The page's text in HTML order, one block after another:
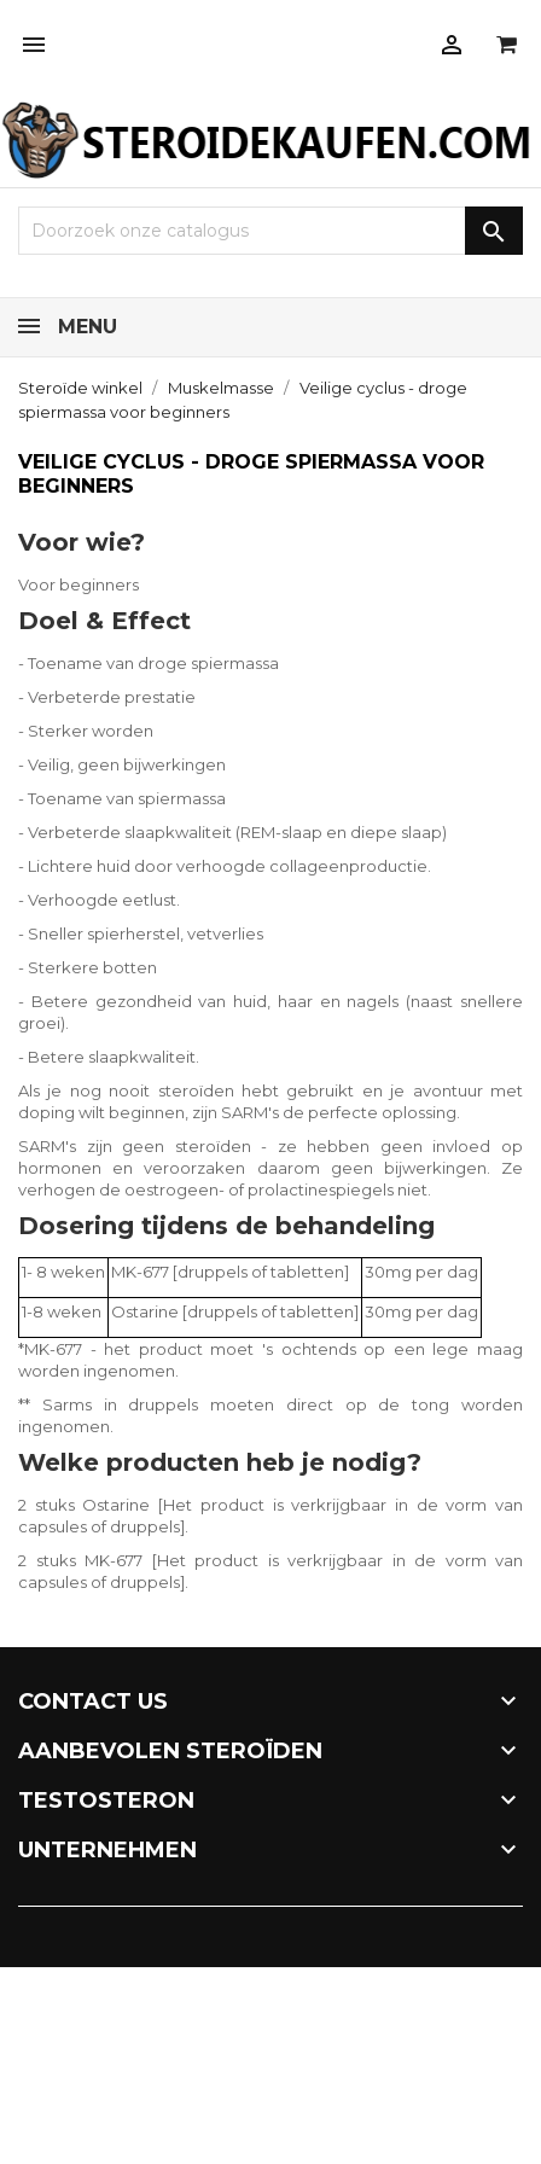
 

MENU
Steroïde winkel Muskelmasse
Veilige cyclus - droge
spiermassa voor beginners
VEILIGE CYCLUS - DROGE SPIERMASSA VOOR
BEGINNERS
Voor wie?
Voor beginners
Doel & Effect
- Toename van droge spiermassa
- Verbeterde prestatie
- Sterker worden
- Veilig, geen bijwerkingen
- Toename van spiermassa
- Verbeterde slaapkwaliteit (REM-slaap en diepe slaap)
- Lichtere huid door verhoogde collageenproductie.
- Verhoogde eetlust.
- Sneller spierherstel, vetverlies
- Sterkere botten
- Betere gezondheid van huid, haar en nagels (naast snellere
groei).
- Betere slaapkwaliteit.
Als je nog nooit steroïden hebt gebruikt en je avontuur met
doping wilt beginnen, zijn SARM's de perfecte oplossing.
SARM's zijn geen steroïden - ze hebben geen invloed op
hormonen en veroorzaken daarom geen bijwerkingen. Ze
verhogen de oestrogeen- of prolactinespiegels niet.
Dosering tijdens de behandeling
1- 8 weken MK-677 [druppels of tabletten] 30mg per dag
1-8 weken Ostarine [druppels of tabletten] 30mg per dag
*MK-677 - het product moet 's ochtends op een lege maag
worden ingenomen.
** Sarms in druppels moeten direct op de tong worden
ingenomen.
Welke producten heb je nodig?
2 stuks Ostarine [Het product is verkrijgbaar in de vorm van
capsules of druppels].
2 stuks MK-677 [Het product is verkrijgbaar in de vorm van
capsules of druppels].
CONTACT US 
AANBEVOLEN STEROÏDEN 
TESTOSTERON 
UNTERNEHMEN 